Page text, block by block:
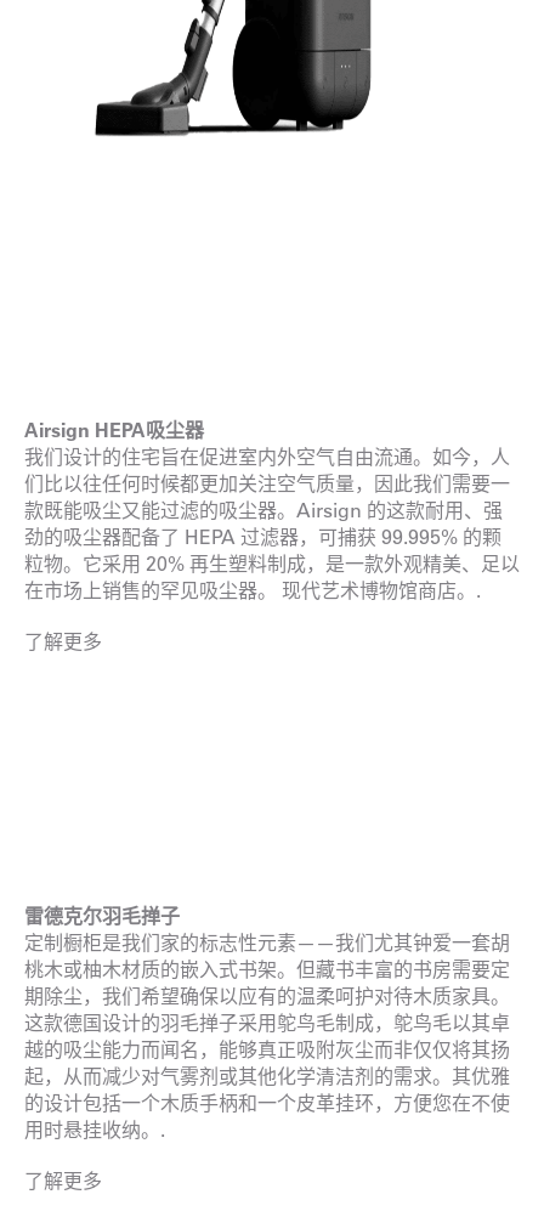
Airsign HEPA吸尘器
我们设计的住宅旨在促进室内外空气自由流通。如今，人
们比以往任何时候都更加关注空气质量，因此我们需要一
款既能吸尘又能过滤的吸尘器。Airsign 的这款耐用、强
劲的吸尘器配备了 HEPA 过滤器，可捕获 99.995% 的颗
粒物。它采用 20% 再生塑料制成，是一款外观精美、足以
在市场上销售的罕见吸尘器。 现代艺术博物馆商店。.
了解更多
雷德克尔羽毛掸子
定制橱柜是我们家的标志性元素——我们尤其钟爱一套胡
桃木或柚木材质的嵌入式书架。但藏书丰富的书房需要定
期除尘，我们希望确保以应有的温柔呵护对待木质家具。
这款德国设计的羽毛掸子采用鸵鸟毛制成，鸵鸟毛以其卓
越的吸尘能力而闻名，能够真正吸附灰尘而非仅仅将其扬
起，从而减少对气雾剂或其他化学清洁剂的需求。其优雅
的设计包括一个木质手柄和一个皮革挂环，方便您在不使
用时悬挂收纳。.
了解更多